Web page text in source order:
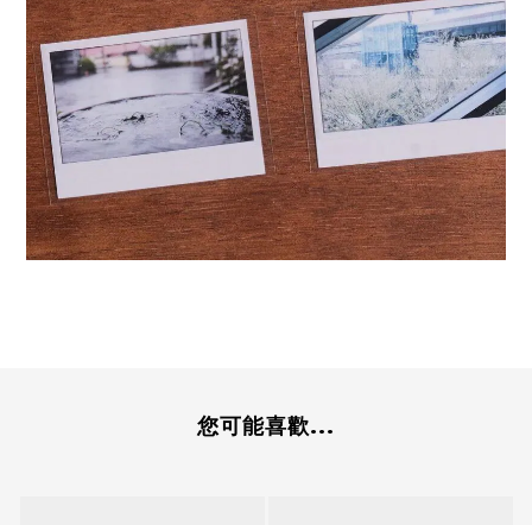
您可能喜歡...